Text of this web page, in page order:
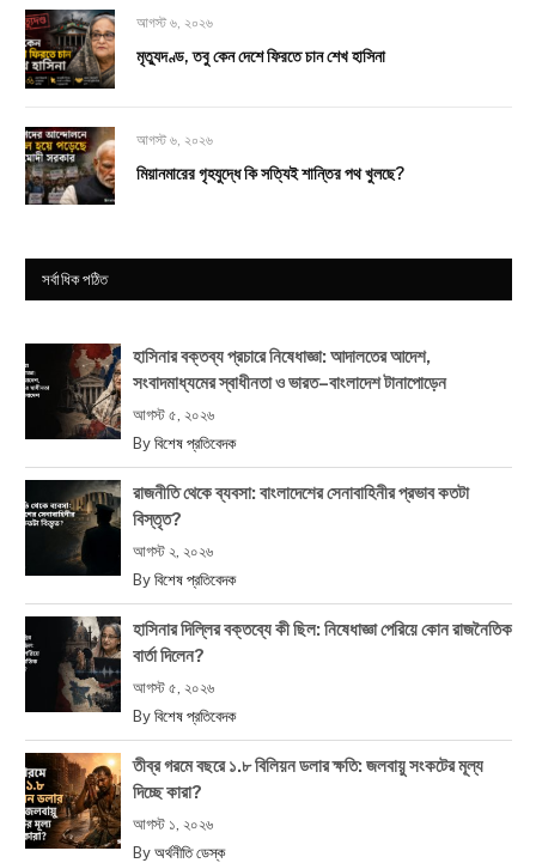
আগস্ট ৬, ২০২৬
মৃত্যুদণ্ড, তবু কেন দেশে ফিরতে চান শেখ হাসিনা
আগস্ট ৬, ২০২৬
মিয়ানমারের গৃহযুদ্ধে কি সত্যিই শান্তির পথ খুলছে?
সর্বাধিক পঠিত
হাসিনার বক্তব্য প্রচারে নিষেধাজ্ঞা: আদালতের আদেশ,
সংবাদমাধ্যমের স্বাধীনতা ও ভারত–বাংলাদেশ টানাপোড়েন
আগস্ট ৫, ২০২৬
By বিশেষ প্রতিবেদক
রাজনীতি থেকে ব্যবসা: বাংলাদেশের সেনাবাহিনীর প্রভাব কতটা
বিস্তৃত?
আগস্ট ২, ২০২৬
By বিশেষ প্রতিবেদক
হাসিনার দিল্লির বক্তব্যে কী ছিল: নিষেধাজ্ঞা পেরিয়ে কোন রাজনৈতিক
বার্তা দিলেন?
আগস্ট ৫, ২০২৬
By বিশেষ প্রতিবেদক
তীব্র গরমে বছরে ১.৮ বিলিয়ন ডলার ক্ষতি: জলবায়ু সংকটের মূল্য
দিচ্ছে কারা?
আগস্ট ১, ২০২৬
By অর্থনীতি ডেস্ক